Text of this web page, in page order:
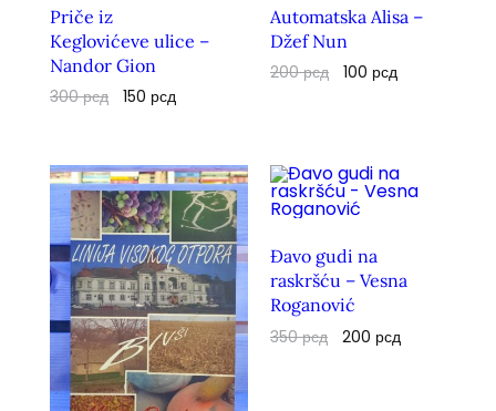
Priče iz
Keglovićeve ulice –
Nandor Gion
300рсд 150 рсд
Automatska Alisa –
Džef Nun
200рсд 100 рсд
Đavo gudi na
raskršću – Vesna
Roganović
350рсд 200 рсд